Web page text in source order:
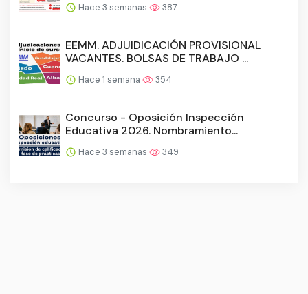
Hace 3 semanas 387
EEMM. ADJUIDICACIÓN PROVISIONAL
VACANTES. BOLSAS DE TRABAJO ...
Hace 1 semana 354
Concurso - Oposición Inspección
Educativa 2026. Nombramiento...
Hace 3 semanas 349